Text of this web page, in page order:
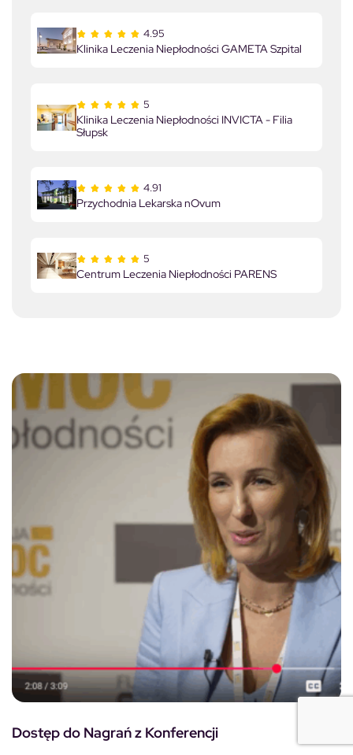
4.95
Klinika Leczenia Niepłodności GAMETA Szpital
5
Klinika Leczenia Niepłodności INVICTA - Filia
Słupsk
4.91
Przychodnia Lekarska nOvum
5
Centrum Leczenia Niepłodności PARENS
Dostęp do Nagrań z Konferencji